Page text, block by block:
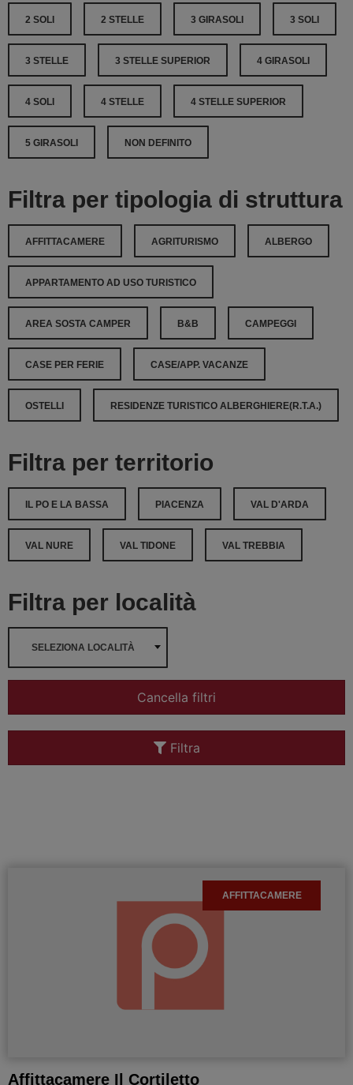
2 SOLI 2 STELLE 3 GIRASOLI 3 SOLI
3 STELLE 3 STELLE SUPERIOR 4 GIRASOLI
4 SOLI 4 STELLE 4 STELLE SUPERIOR
5 GIRASOLI NON DEFINITO
Filtra per tipologia di struttura
AFFITTACAMERE AGRITURISMO ALBERGO
APPARTAMENTO AD USO TURISTICO
AREA SOSTA CAMPER B&B CAMPEGGI
CASE PER FERIE CASE/APP. VACANZE
OSTELLI RESIDENZE TURISTICO ALBERGHIERE(R.T.A.)
Filtra per territorio
IL PO E LA BASSA PIACENZA VAL D'ARDA
VAL NURE VAL TIDONE VAL TREBBIA
Filtra per località
SELEZIONA LOCALITÀ
Cancella filtri
Filtra
AFFITTACAMERE
Affittacamere Il Cortiletto